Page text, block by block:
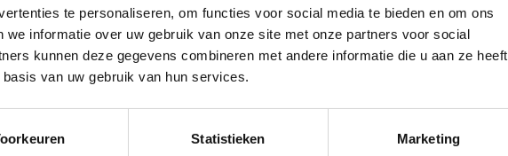
te personaliseren, om functies voor social media te bieden en om ons
informatie over uw gebruik van onze site met onze partners voor social
kunnen deze gegevens combineren met andere informatie die u aan ze heeft
van uw gebruik van hun services.
Statistieken Marketing
afmetingen,
zien of je
jij je ronde in